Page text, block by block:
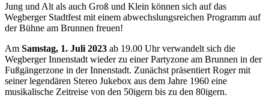
Jung und Alt als auch Groß und Klein können sich auf das
Wegberger Stadtfest mit einem abwechslungsreichen Programm auf
der Bühne am Brunnen freuen!
Am Samstag, 1. Juli 2023 ab 19.00 Uhr verwandelt sich die
Wegberger Innenstadt wieder zu einer Partyzone am Brunnen in der
Fußgängerzone in der Innenstadt. Zunächst präsentiert Roger mit
seiner legendären Stereo Jukebox aus dem Jahre 1960 eine
musikalische Zeitreise von den 50igern bis zu den 80igern.